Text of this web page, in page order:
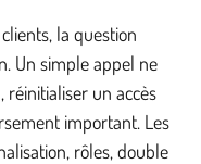
la question
Un simple appel ne
réinitialiser un accès
important. Les
rôles, double